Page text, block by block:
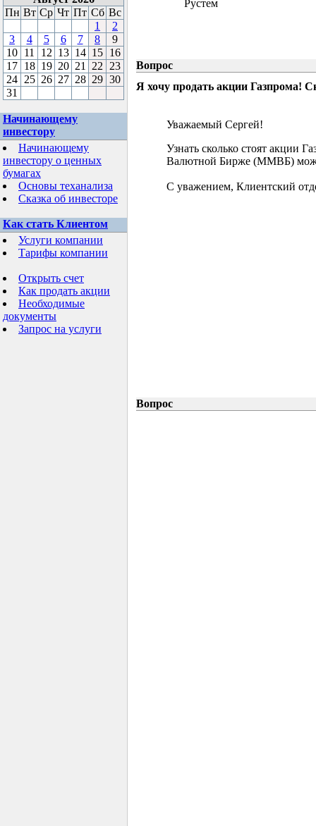
Пн Вт Ср Чт Пт Сб Вс
1
2
3
4 5 6 7 8
9
10 11 12 13 14 15 16
17 18 19 20 21 22
23
24 25 26 27 28 29 30
31
Начинающему
инвестору
Начинающему
инвестору о ценных
бумагах
Основы теханализа
Сказка об инвесторе
Как стать Клиентом
Услуги компании
Тарифы компании
Открыть счет
Как продать акции
Необходимые
документы
Запрос на услуги
Рустем
Вопрос
Я хочу продать акции Газпрома!
Уважаемый Сергей!
Узнать сколько стоят акции
Валютной Бирже (ММВБ)
С уважением, Клиентский
Вопрос